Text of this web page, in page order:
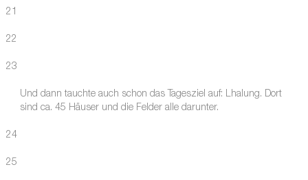
21
22
23
Und dann tauchte auch schon das Tagesziel auf: Lhalung. Dort
sind ca. 45 Häuser und die Felder alle darunter.
24
25